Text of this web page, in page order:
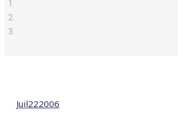
Juil222006